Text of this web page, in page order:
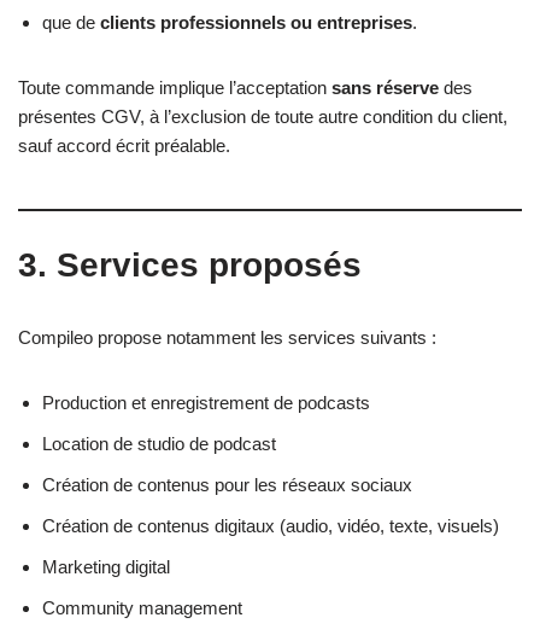
que de clients professionnels ou entreprises.
Toute commande implique l’acceptation sans réserve des
présentes CGV, à l’exclusion de toute autre condition du client,
sauf accord écrit préalable.
3. Services proposés
Compileo propose notamment les services suivants :
Production et enregistrement de podcasts
Location de studio de podcast
Création de contenus pour les réseaux sociaux
Création de contenus digitaux (audio, vidéo, texte, visuels)
Marketing digital
Community management